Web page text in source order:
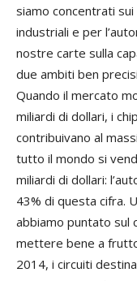
siamo concentrati
industriali e per
nostre carte sulla
due ambiti ben
Quando il mercato
miliardi di dollari, i
contribuivano al
tutto il mondo si
miliardi di dollari:
43% di questa cifra.
abbiamo puntato sul
mettere bene a
2014, i circuiti